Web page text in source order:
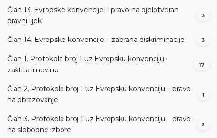
Član 13. Evropske konvencije – pravo na djelotvoran
pravni lijek
3
Član 14. Evropske konvencije – zabrana diskriminacije 3
Član 1. Protokola broj 1 uz Evropsku konvenciju –
zaštita imovine
17
Član 2. Protokola broj 1 uz Evropsku konvenciju – pravo
na obrazovanje
1
Član 3. Protokola broj 1 uz Evropsku konvenciju – pravo
na slobodne izbore
2